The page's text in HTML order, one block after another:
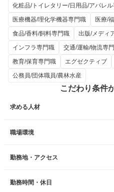
化粧品/トイレタリー/日用品/アパレ
医療機器/理化学機器専門職
医療/
食品/香料/飼料専門職
出版/メディ
インフラ専門職
交通/運輸/物流専
教育/保育専門職
エグゼクティブ
公務員/団体職員/農林水産
こだわり条件
求める人材
職場環境
勤務地・アクセス
勤務時間・休日